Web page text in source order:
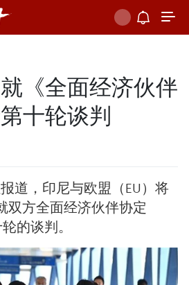
《全面经济伙伴
十轮谈判
道，印尼与欧盟（EU）将
双方全面经济伙伴协定
的谈判。